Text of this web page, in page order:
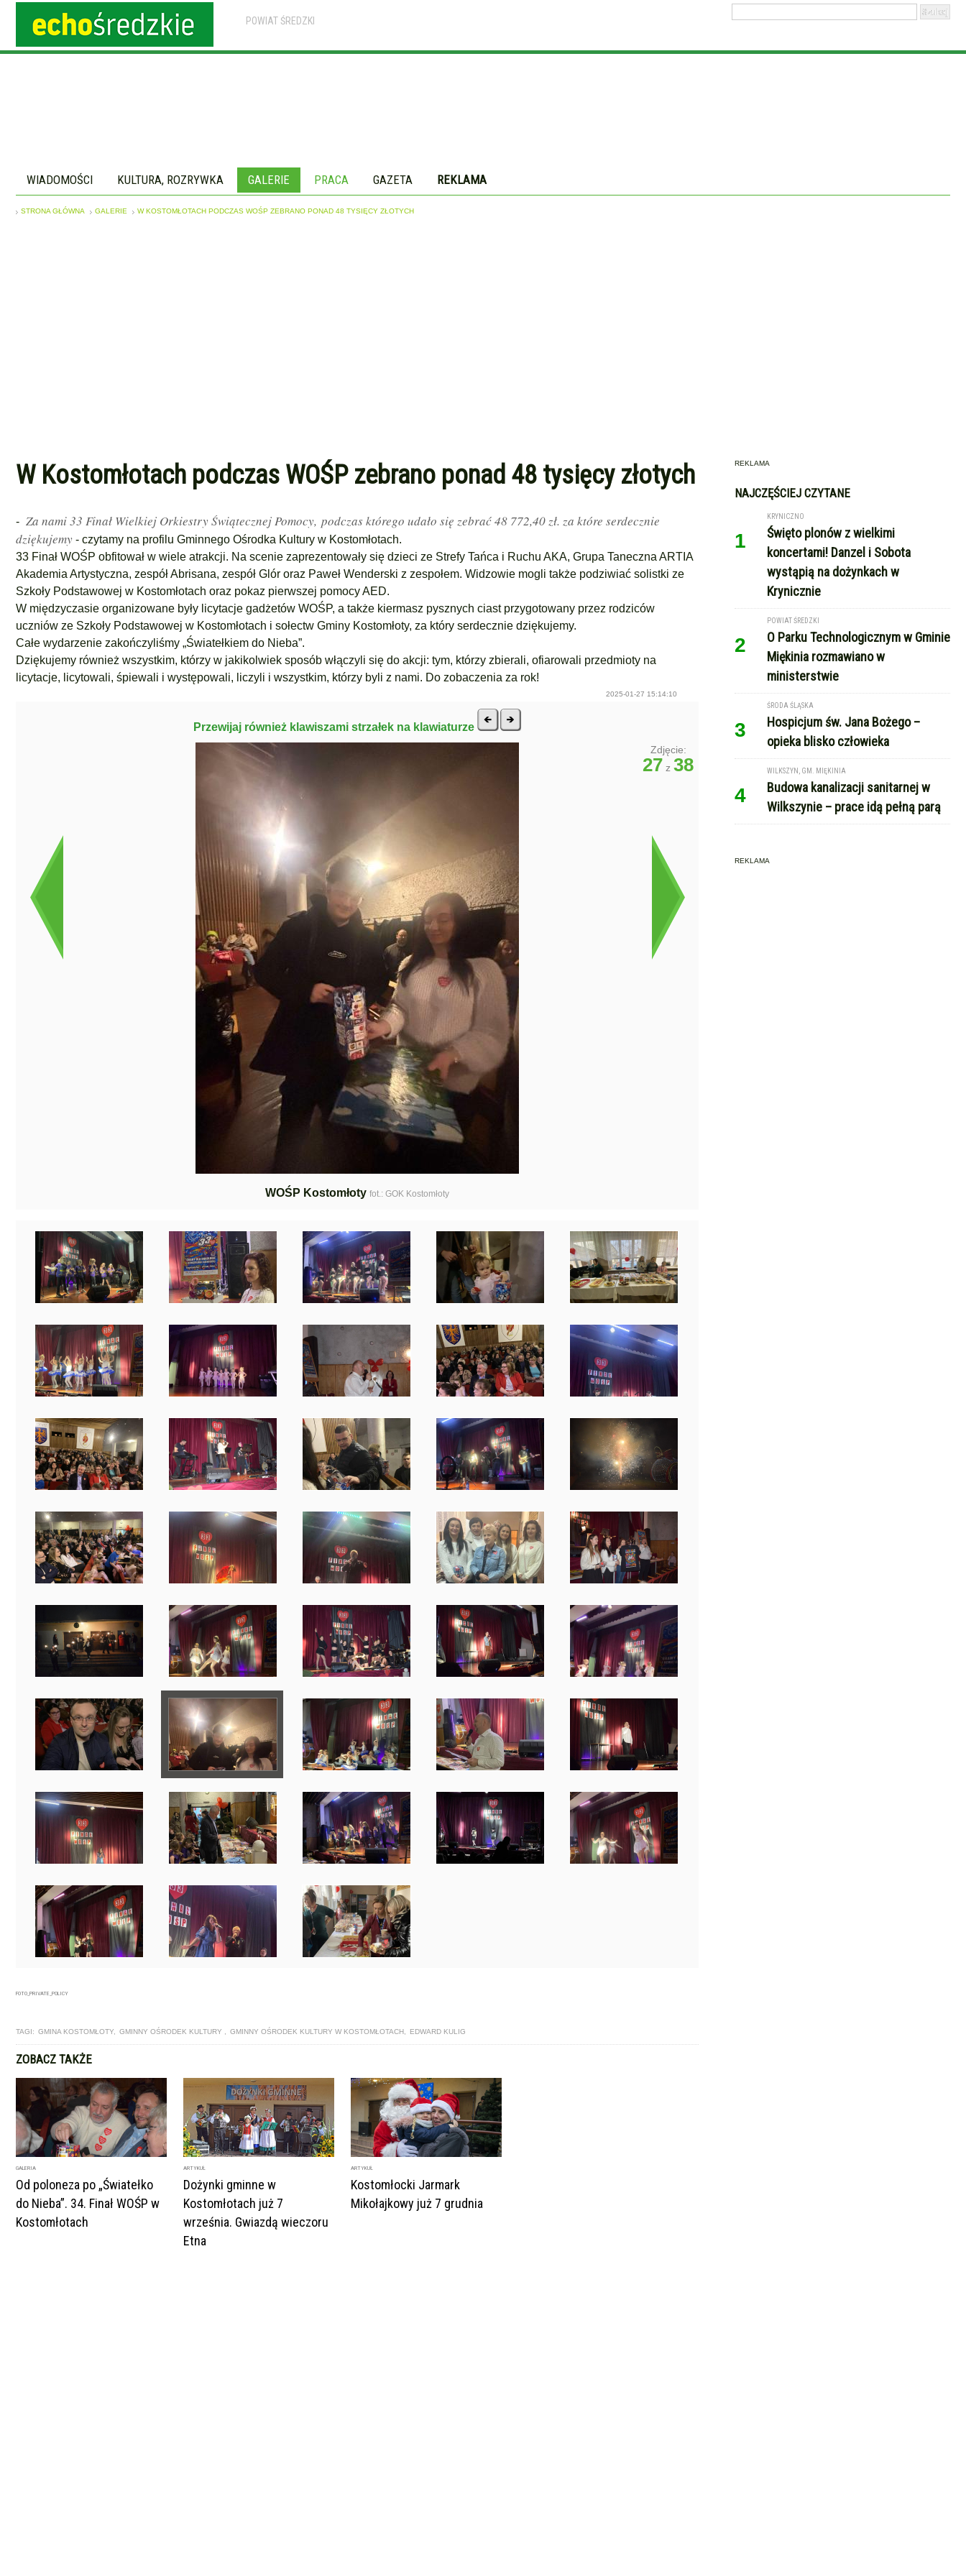
POWIAT ŚREDZKI
WIADOMOŚCI KULTURA, ROZRYWKA GALERIE PRACA GAZETA REKLAMA
STRONA GŁÓWNA GALERIE W KOSTOMŁOTACH PODCZAS WOŚP ZEBRANO PONAD 48 TYSIĘCY ZŁOTYCH
W Kostomłotach podczas WOŚP zebrano ponad 48 tysięcy złotych
- Za nami 33 Finał Wielkiej Orkiestry Świątecznej Pomocy, podczas którego udało się zebrać 48 772,40 zł. za które serdecznie
dziękujemy - czytamy na profilu Gminnego Ośrodka Kultury w Kostomłotach.
33 Finał WOŚP obfitował w wiele atrakcji. Na scenie zaprezentowały się dzieci ze Strefy Tańca i Ruchu AKA, Grupa Taneczna ARTIA
Akademia Artystyczna, zespół Abrisana, zespół Glór oraz Paweł Wenderski z zespołem. Widzowie mogli także podziwiać solistki ze
Szkoły Podstawowej w Kostomłotach oraz pokaz pierwszej pomocy AED.
W międzyczasie organizowane były licytacje gadżetów WOŚP, a także kiermasz pysznych ciast przygotowany przez rodziców
uczniów ze Szkoły Podstawowej w Kostomłotach i sołectw Gminy Kostomłoty, za który serdecznie dziękujemy.
Całe wydarzenie zakończyliśmy „Światełkiem do Nieba”.
Dziękujemy również wszystkim, którzy w jakikolwiek sposób włączyli się do akcji: tym, którzy zbierali, ofiarowali przedmioty na
licytacje, licytowali, śpiewali i występowali, liczyli i wszystkim, którzy byli z nami. Do zobaczenia za rok!
2025-01-27 15:14:10
Przewijaj również klawiszami strzałek na klawiaturze
WOŚP Kostomłoty fot.: GOK Kostomłoty
Zdjęcie:
27 z 38
FOTO_PRIVATE_POLICY
TAGI: GMINA KOSTOMŁOTY GMINNY OŚRODEK KULTURY GMINNY OŚRODEK KULTURY W KOSTOMŁOTACH EDWARD KULIG
ZOBACZ TAKŻE
GALERIA
Od poloneza po „Światełko
do Nieba”. 34. Finał WOŚP w
Kostomłotach
ARTYKUŁ
Dożynki gminne w
Kostomłotach już 7
września. Gwiazdą wieczoru
Etna
ARTYKUŁ
Kostomłocki Jarmark
Mikołajkowy już 7 grudnia
REKLAMA
NAJCZĘŚCIEJ CZYTANE
1
KRYNICZNO
Święto plonów z wielkimi
koncertami! Danzel i Sobota
wystąpią na dożynkach w
Krynicznie
2
POWIAT ŚREDZKI
O Parku Technologicznym w Gminie
Miękinia rozmawiano w
ministerstwie
3
ŚRODA ŚLĄSKA
Hospicjum św. Jana Bożego –
opieka blisko człowieka
4
WILKSZYN, GM. MIĘKINIA
Budowa kanalizacji sanitarnej w
Wilkszynie – prace idą pełną parą
REKLAMA